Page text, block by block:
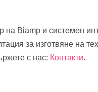
Biamp и системен
за изготвяне на
с нас: Контакти.